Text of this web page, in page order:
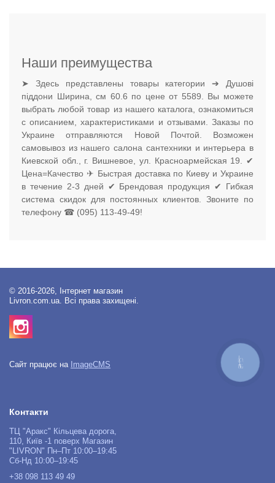
Наши преимущества
➤ Здесь представлены товары категории ➔ Душові
піддони Ширина, см 60.6 по цене от 5589. Вы можете
выбрать любой товар из нашего каталога, ознакомиться
с описанием, характеристиками и отзывами. Заказы по
Украине отправляются Новой Почтой. Возможен
самовывоз из нашего салона сантехники и интерьера в
Киевской обл., г. Вишневое, ул. Красноармейская 19. ✔
Цена=Качество ✈ Быстрая доставка по Киеву и Украине
в течение 2-3 дней ✔ Брендовая продукция ✔ Гибкая
система скидок для постоянных клиентов. Звоните по
телефону ☎ (095) 113-49-49!
© 2016-2026, Інтернет магазин
Livron.com.ua. Всі права захищені.
Сайт працює на ImageCMS
Контакти
ТЦ "Аракс" Кільцева дорога,
110, Київ -1 поверх Магазин
"LIVRON" Пн–Пт 10:00–19:45
Сб-Нд 10:00–19:45
+38 098 113 49 49
КНОПКА
ЗВ'ЯЗКУ